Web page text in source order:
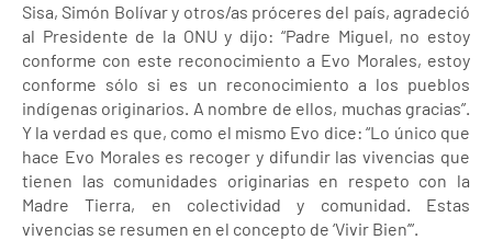
Sisa, Simón Bolívar y otros/as próceres del país, agradeció
al Presidente de la ONU y dijo: “Padre Miguel, no estoy
conforme con este reconocimiento a Evo Morales, estoy
conforme sólo si es un reconocimiento a los pueblos
indígenas originarios. A nombre de ellos, muchas gracias”.
Y la verdad es que, como el mismo Evo dice: “Lo único que
hace Evo Morales es recoger y difundir las vivencias que
tienen las comunidades originarias en respeto con la
Madre Tierra, en colectividad y comunidad. Estas
vivencias se resumen en el concepto de ‘Vivir Bien’”.